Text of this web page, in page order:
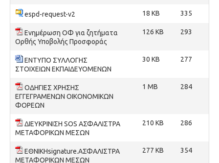
espd-request-v2 18 KB 335
Ενημέρωση ΟΦ για ζητήματα
Ορθής Υποβολής Προσφοράς
126 KB 293
ΕΝΤΥΠΟ ΣΥΛΛΟΓΗΣ
ΣΤΟΙΧΕΙΩΝ ΕΚΠΑΙΔΕΥΟΜΕΝΩΝ
30 KB 277
ΟΔΗΓΙΕΣ ΧΡΗΣΗΣ
ΕΓΓΕΓΡΑΜΕΝΩΝ ΟΙΚΟΝΟΜΙΚΩΝ
ΦΟΡΕΩΝ
1 MB 284
ΔΙΕΥΚΡΙΝΙΣΗ SOS ΑΣΦΑΛΙΣΤΡΑ
ΜΕΤΑΦΟΡΙΚΩΝ ΜΕΣΩΝ
210 KB 286
ΕΘΝΙΚΗsignature.ΑΣΦΑΛΙΣΤΡΑ
ΜΕΤΑΦΟΡΙΚΩΝ ΜΕΣΩΝ
277 KB 354